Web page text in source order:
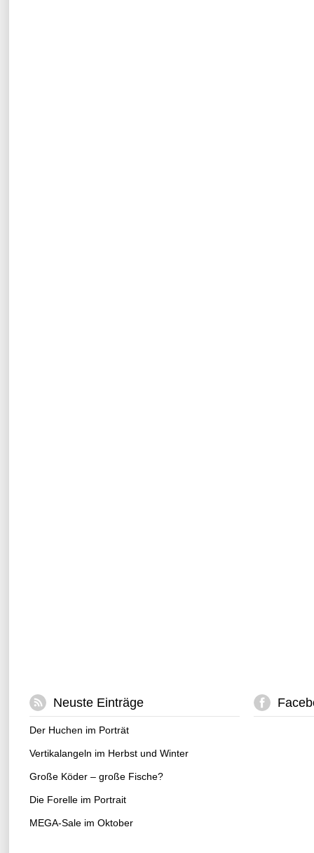
Neuste Einträge
Der Huchen im Porträt
Vertikalangeln im Herbst und Winter
Große Köder – große Fische?
Die Forelle im Portrait
MEGA-Sale im Oktober